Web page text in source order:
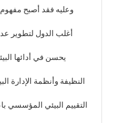
وعليه فقد أصبح مفهوم
أغلب الدول لتطوير
يحسن في أدائها
النظيفة وأنظمة الإدارة
التقييم البيئي المؤسسي